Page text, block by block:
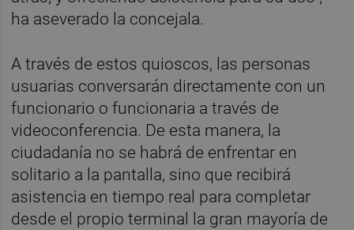
ha aseverado la concejala.
A través de estos quioscos, las personas
usuarias conversarán directamente con un
funcionario o funcionaria a través de
videoconferencia. De esta manera, la
ciudadanía no se habrá de enfrentar en
solitario a la pantalla, sino que recibirá
asistencia en tiempo real para completar
desde el propio terminal la gran mayoría de